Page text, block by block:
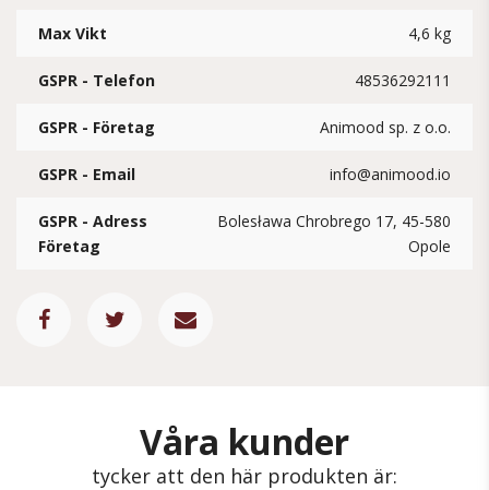
Max Vikt 4,6 kg
GSPR - Telefon 48536292111
GSPR - Företag Animood sp. z o.o.
GSPR - Email info@animood.io
GSPR - Adress
Företag
Bolesława Chrobrego 17, 45-580
Opole
Våra kunder
tycker att den här produkten är: